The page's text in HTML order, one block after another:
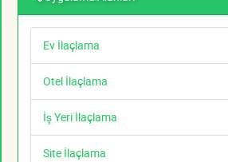
Ev İlaçlama
Otel İlaçlama
İş Yeri İlaçlama
Site İlaçlama